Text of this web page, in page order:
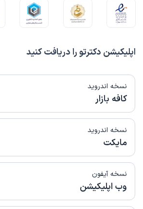
اپلیکیشن دکترتو را دریافت کنید
نسخه اندروید
کافه بازار
نسخه اندروید
مایکت
نسخه آیفون
وب اپلیکیشن